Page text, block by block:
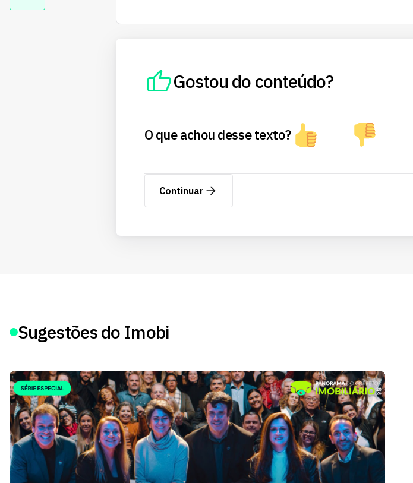
Gostou do conteúdo?
O que achou desse texto?
Continuar
Sugestões do Imobi